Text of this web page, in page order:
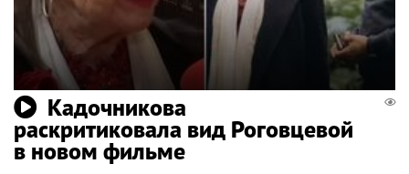
Кадочникова
раскритиковала вид Роговцевой
в новом фильме